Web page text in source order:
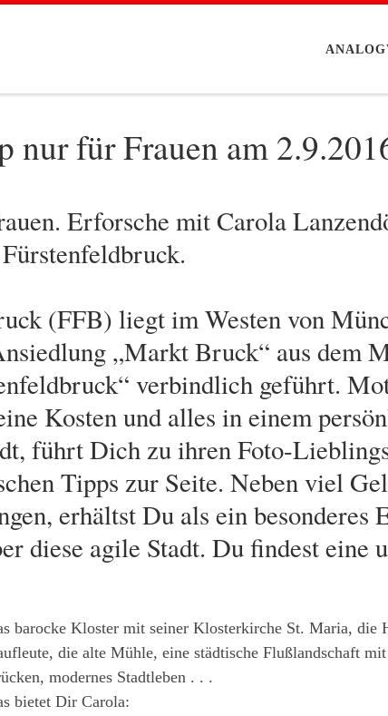
nur für Frauen am
Erforsche mit Carola
(FFB) liegt im Westen von
„Markt Bruck“ aus dem
verbindlich geführt.
Kosten und alles in einem
führt Dich zu ihren Foto-
Tipps zur Seite. Neben viel
erhältst Du als ein besonderes
diese agile Stadt. Du findest eine
barocke Kloster mit seiner Klosterkirche St. Maria, die
die alte Mühle, eine städtische Flußlandschaft
modernes Stadtleben . . .
bietet Dir Carola: